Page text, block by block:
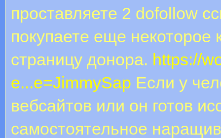
проставляете 2 dofollow
покупаете еще некоторое
страницу донора. https://
e...e=JimmySap Если у
вебсайтов или он готов
самостоятельное